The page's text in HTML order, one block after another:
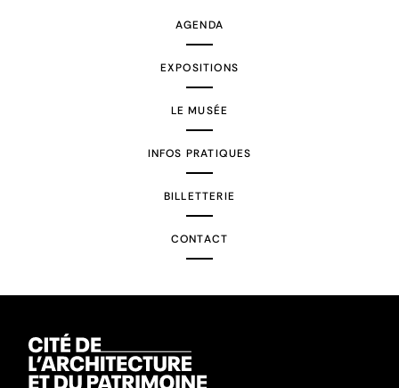
AGENDA
EXPOSITIONS
LE MUSÉE
INFOS PRATIQUES
BILLETTERIE
CONTACT